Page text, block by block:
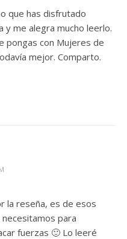
que has disfrutado
y me alegra mucho leerlo.
pongas con Mujeres de
mejor. Comparto.
la reseña, es de esos
para
fuerzas 🙂 Lo leeré